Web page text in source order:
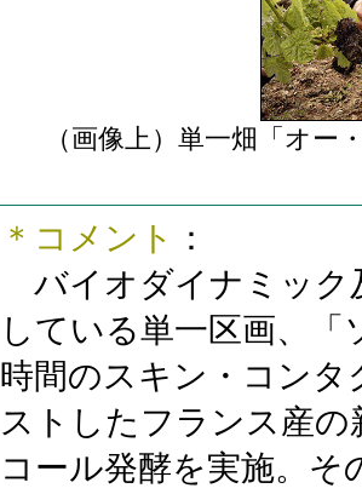
（画像上）単一畑「オ
＊コメント
：
バイオダイナミック
している単一区画、
時間のスキン・コン
ストしたフランス産
コール発酵を実施。そ